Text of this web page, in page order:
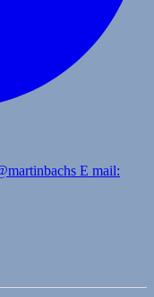
E mail: